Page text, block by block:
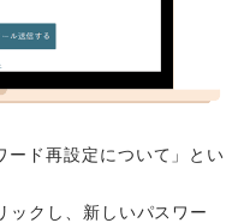
ド再設定について」とい
ックし、新しいパスワー